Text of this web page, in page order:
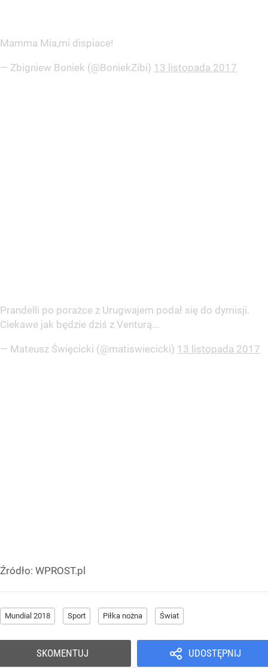
Mamma Mia,mi dispiace!
— Zbigniew Boniek (@BoniekZibi) 13 listopada 2017
Prandelli po porażce z Urugwajem podał się do dymisji.
Ciekawe jak będzie dziś z Venturą...
— Mateusz Święcicki (@matiswiecicki) 13 listopada 2017
Źródło: WPROST.pl
Mundial 2018 Sport Piłka nożna Świat
UDOSTĘPNIJ
SKOMENTUJ